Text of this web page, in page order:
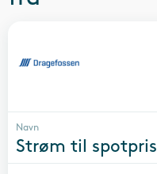
Navn
Strøm til spotpris